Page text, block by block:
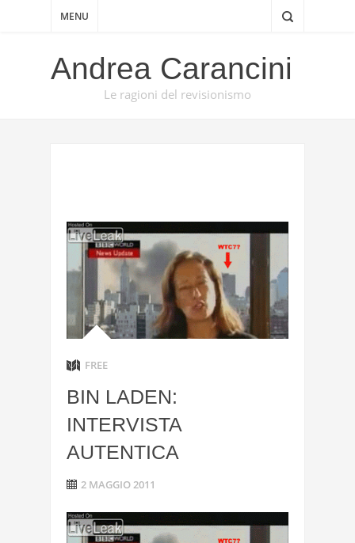
MENU
Andrea Carancini
Le ragioni del revisionismo
FREE
BIN LADEN:
INTERVISTA
AUTENTICA
2 MAGGIO 2011